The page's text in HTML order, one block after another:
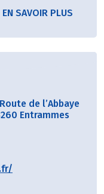
EN SAVOIR PLUS
Route de l’Abbaye
Entrammes